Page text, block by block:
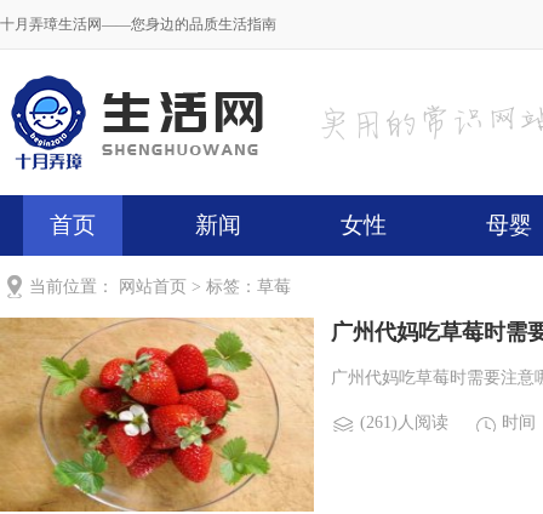
十月弄璋生活网——您身边的品质生活指南
首页 新闻 女性 母婴
当前位置： 网站首页 > 标签：草莓
广州代妈吃草莓时需
广州代妈吃草莓时需要注意
(261)人阅读 时间